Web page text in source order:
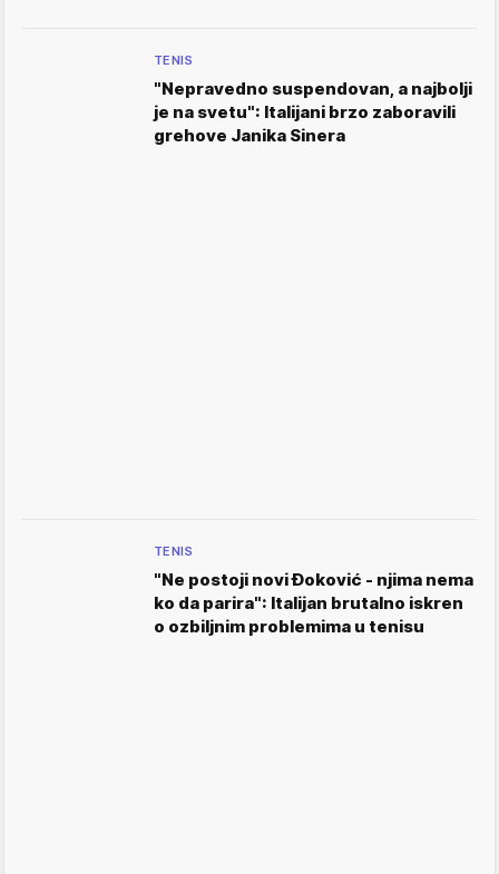
TENIS
"Nepravedno suspendovan, a najbolji
je na svetu": Italijani brzo zaboravili
grehove Janika Sinera
TENIS
"Ne postoji novi Đoković - njima nema
ko da parira": Italijan brutalno iskren
o ozbiljnim problemima u tenisu